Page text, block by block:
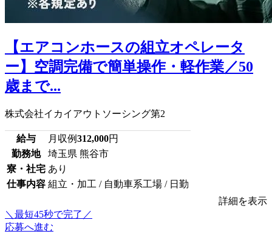
【エアコンホースの組立オペレータ
ー】空調完備で簡単操作・軽作業／50
歳まで...
株式会社イカイアウトソーシング第2
給与 月収例312,000円
勤務地
埼玉県 熊谷市
寮・社宅 あり
仕事内容 組立・加工 / 自動車系工場 / 日勤
詳細を表示
＼最短45秒で完了／
応募へ進む